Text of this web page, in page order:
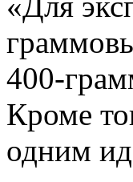
400-
Кроме
одним